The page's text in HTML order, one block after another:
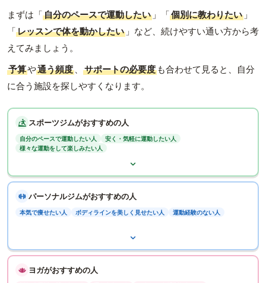
まずは「自分のペースで運動したい 」「個別に教わりたい 」
「レッスンで体を動かしたい 」など、続けやすい通い方から考
えてみましょう。
予算や通う頻度 、 サポートの必要度 も合わせて見ると、自分
に合う施設を探しやすくなります。
スポーツジムがおすすめの人
自分のペースで運動したい人
安く・気軽に運動したい人
様々な運動をして楽しみたい人
パーソナルジムがおすすめの人
本気で痩せたい人 ボディラインを美しく見せたい人 運動経験のない人
ヨガがおすすめの人